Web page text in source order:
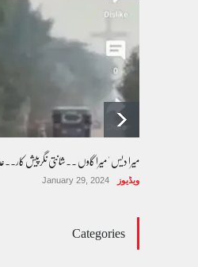
پسند کی
کی یوسیز میں
میرا دیس ' میرا گاوں ۔۔شانتی نگرپیش
ویڈیوز January 29, 2024
Categories